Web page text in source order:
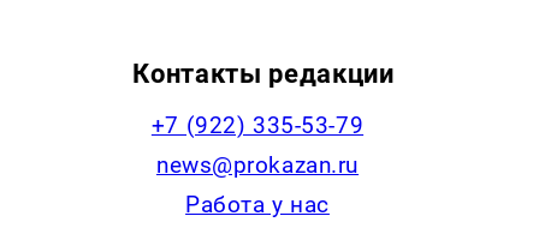
Контакты редакции
+7 (922) 335-53-79
news@prokazan.ru
Работа у нас